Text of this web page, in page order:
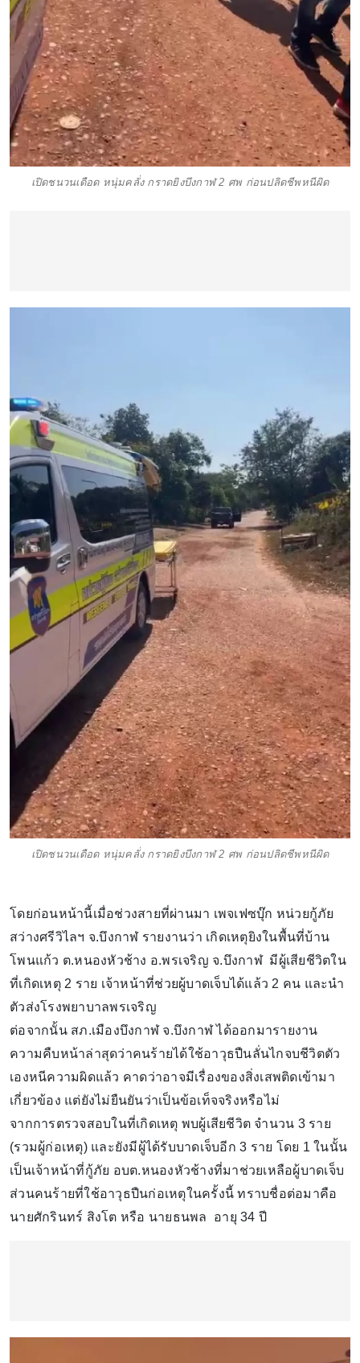
เปิดชนวนเดือด หนุ่มคลั่ง กราดยิงบึงกาฬ 2 ศพ ก่อนปลิดชีพหนีผิด
เปิดชนวนเดือด หนุ่มคลั่ง กราดยิงบึงกาฬ 2 ศพ ก่อนปลิดชีพหนีผิด
โดยก่อนหน้านี้เมื่อช่วงสายที่ผ่านมา เพจเฟซบุ๊ก หน่วยกู้ภัย
สว่างศรีวิไลฯ จ.บึงกาฬ รายงานว่า เกิดเหตุยิงในพื้นที่บ้าน
โพนแก้ว ต.หนองหัวช้าง อ.พรเจริญ จ.บึงกาฬ มีผู้เสียชีวิตใน
ที่เกิดเหตุ 2 ราย เจ้าหน้าที่ช่วยผู้บาดเจ็บได้แล้ว 2 คน และนำ
ตัวส่งโรงพยาบาลพรเจริญ
ต่อจากนั้น สภ.เมืองบึงกาฬ จ.บึงกาฬ ได้ออกมารายงาน
ความคืบหน้าล่าสุดว่าคนร้ายได้ใช้อาวุธปืนลั่นไกจบชีวิตตัว
เองหนีความผิดแล้ว คาดว่าอาจมีเรื่องของสิ่งเสพติดเข้ามา
เกี่ยวข้อง แต่ยังไม่ยืนยันว่าเป็นข้อเท็จจริงหรือไม่
จากการตรวจสอบในที่เกิดเหตุ พบผู้เสียชีวิต จำนวน 3 ราย
(รวมผู้ก่อเหตุ) และยังมีผู้ได้รับบาดเจ็บอีก 3 ราย โดย 1 ในนั้น
เป็นเจ้าหน้าที่กู้ภัย อบต.หนองหัวช้างที่มาช่วยเหลือผู้บาดเจ็บ
ส่วนคนร้ายที่ใช้อาวุธปืนก่อเหตุในครั้งนี้ ทราบชื่อต่อมาคือ
นายศักรินทร์ สิงโต หรือ นายธนพล อายุ 34 ปี